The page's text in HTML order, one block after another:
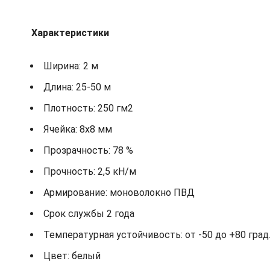
Характеристики
Ширина: 2 м
Длина: 25-50 м
Плотность: 250 гм2
Ячейка: 8х8 мм
Прозрачность: 78 %
Прочность: 2,5 кН/м
Армирование: моноволокно ПВД
Срок службы 2 года
Температурная устойчивость: от -50 до +80
Цвет: белый